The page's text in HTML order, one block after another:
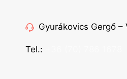
Gyurákovics Gergő –
Tel.: